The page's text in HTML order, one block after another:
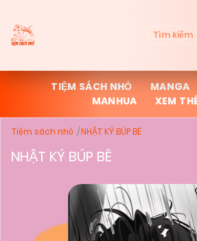
Tìm kiếm
TIỆM SÁCH NHỎ MANGA
MANHUA
XEM
Tiệm sách nhỏ NHẬT KÝ BÚP BÊ
NHẬT KÝ BÚP BÊ